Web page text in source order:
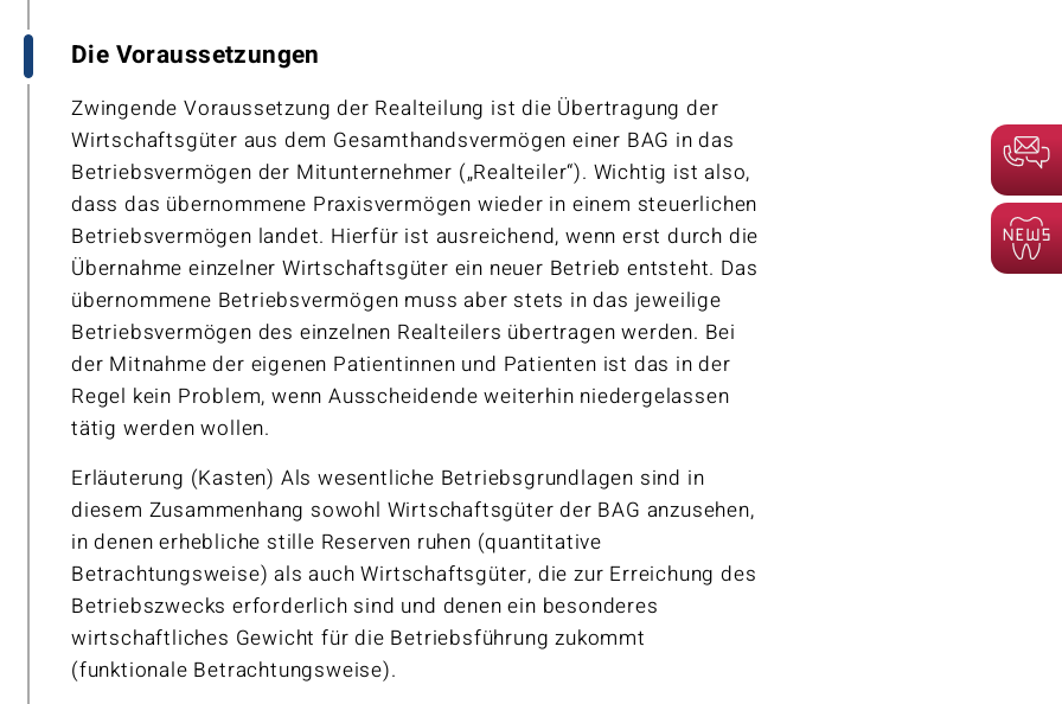
Die Voraussetzungen
Zwingende Voraussetzung der Realteilung ist die Übertragung der
Wirtschaftsgüter aus dem Gesamthandsvermögen einer BAG in das
Betriebsvermögen der Mitunternehmer („Realteiler“). Wichtig ist also,
dass das übernommene Praxisvermögen wieder in einem steuerlichen
Betriebsvermögen landet. Hierfür ist ausreichend, wenn erst durch die
Übernahme einzelner Wirtschaftsgüter ein neuer Betrieb entsteht. Das
übernommene Betriebsvermögen muss aber stets in das jeweilige
Betriebsvermögen des einzelnen Realteilers übertragen werden. Bei
der Mitnahme der eigenen Patientinnen und Patienten ist das in der
Regel kein Problem, wenn Ausscheidende weiterhin niedergelassen
tätig werden wollen.
Erläuterung (Kasten) Als wesentliche Betriebsgrundlagen sind in
diesem Zusammenhang sowohl Wirtschaftsgüter der BAG anzusehen,
in denen erhebliche stille Reserven ruhen (quantitative
Betrachtungsweise) als auch Wirtschaftsgüter, die zur Erreichung des
Betriebszwecks erforderlich sind und denen ein besonderes
wirtschaftliches Gewicht für die Betriebsführung zukommt
(funktionale Betrachtungsweise).